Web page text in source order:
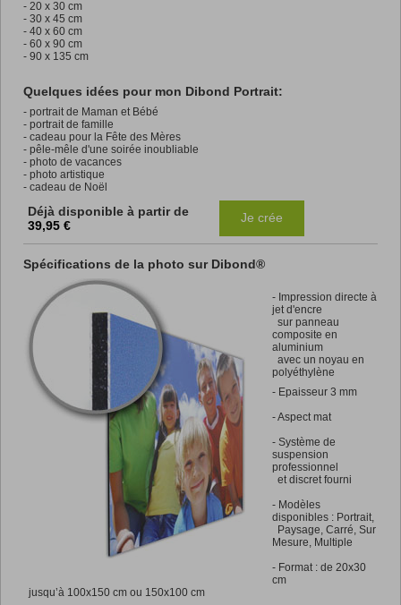
- 20 x 30 cm
- 30 x 45 cm
- 40 x 60 cm
- 60 x 90 cm
- 90 x 135 cm
Quelques idées pour mon Dibond Portrait:
- portrait de Maman et Bébé
- portrait de famille
- cadeau pour la Fête des Mères
- pêle-mêle d'une soirée inoubliable
- photo de vacances
- photo artistique
- cadeau de Noël
Déjà disponible à partir de
39,95 €
Je crée
Spécifications de la photo sur Dibond®
- Impression directe à
jet d'encre
sur panneau
composite en
aluminium
avec un noyau en
polyéthylène
- Epaisseur 3 mm
- Aspect mat
- Système de
suspension
professionnel
et discret fourni
- Modèles
disponibles : Portrait,
Paysage, Carré, Sur
Mesure, Multiple
- Format : de 20x30
cm
jusqu’à 100x150 cm ou 150x100 cm